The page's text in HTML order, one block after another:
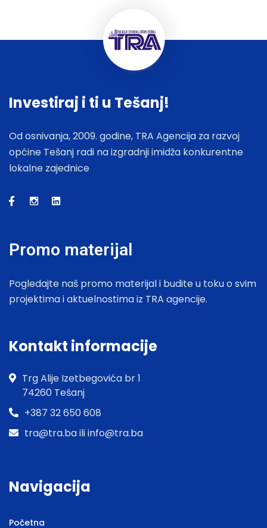
Investiraj i ti u Tešanj!
Od osnivanja, 2009. godine, TRA Agencija za razvoj
općine Tešanj radi na izgradnji imidža konkurentne
lokalne zajednice
Promo materijal
Pogledajte naš promo materijal i budite u toku o svim
projektima i aktuelnostima iz TRA agencije.
Kontakt informacije
Trg Alije Izetbegovića br 1
74260 Tešanj
+387 32 650 608
tra@tra.ba ili info@tra.ba
Navigacija
Početna